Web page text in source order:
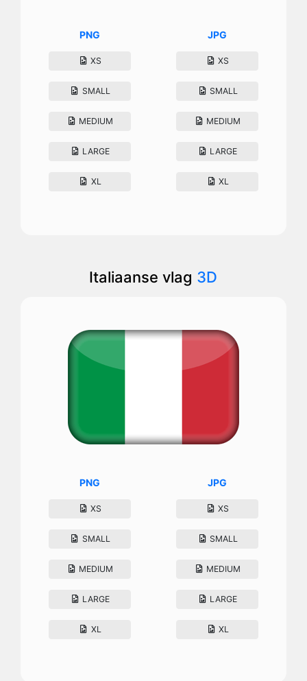
PNG
XS
SMALL
MEDIUM
LARGE
XL
JPG
XS
SMALL
MEDIUM
LARGE
XL
Italiaanse vlag 3D
PNG
XS
SMALL
MEDIUM
LARGE
XL
JPG
XS
SMALL
MEDIUM
LARGE
XL